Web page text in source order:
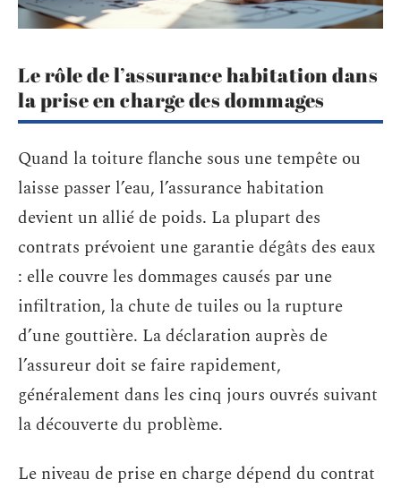
Le rôle de l’assurance habitation dans
la prise en charge des dommages
Quand la toiture flanche sous une tempête ou
laisse passer l’eau, l’assurance habitation
devient un allié de poids. La plupart des
contrats prévoient une garantie dégâts des eaux
: elle couvre les dommages causés par une
infiltration, la chute de tuiles ou la rupture
d’une gouttière. La déclaration auprès de
l’assureur doit se faire rapidement,
généralement dans les cinq jours ouvrés suivant
la découverte du problème.
Le niveau de prise en charge dépend du contrat